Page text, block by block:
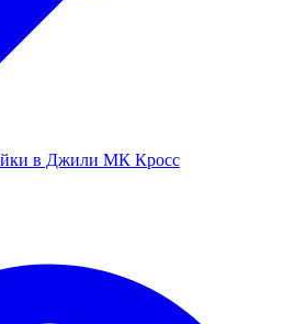
в Джили МК Кросс